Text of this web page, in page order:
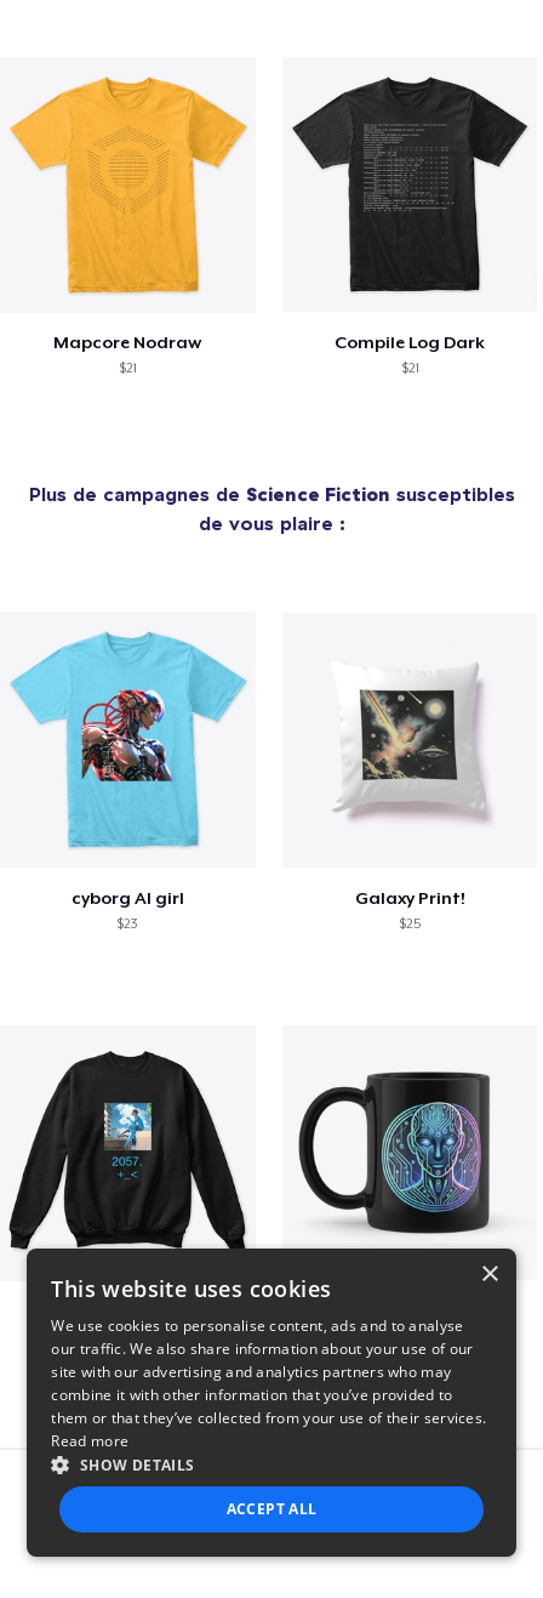
Mapcore Nodraw
$21
Compile Log Dark
$21
Plus de campagnes de Science Fiction susceptibles
de vous plaire :
cyborg AI girl
$23
Galaxy Print!
$25
$30 $19
Report this product
×
This website uses cookies
We use cookies to personalise content, ads and to analyse
our traffic. We also share information about your use of our
site with our advertising and analytics partners who may
combine it with other information that you’ve provided to
them or that they’ve collected from your use of their services.
Read more
SHOW DETAILS
ACCEPT ALL
STRICTLY NECESSARY PERFORMANCE